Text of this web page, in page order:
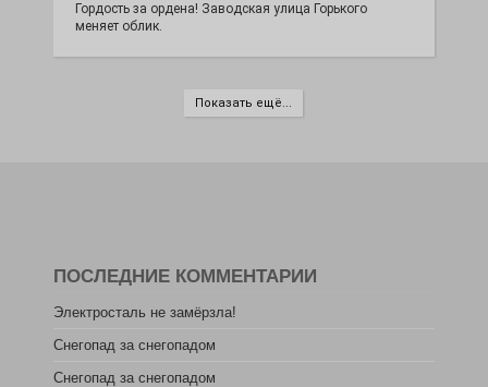
Гордость за ордена! Заводская улица Горького
меняет облик.
Показать ещё...
ПОСЛЕДНИЕ КОММЕНТАРИИ
Электросталь не замёрзла!
Снегопад за снегопадом
Снегопад за снегопадом